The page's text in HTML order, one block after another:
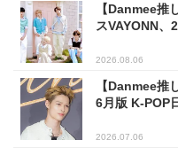
【Danmee推
スVAYONN、
2026.08.06
【Danmee推
6月版 K-POP
2026.07.06